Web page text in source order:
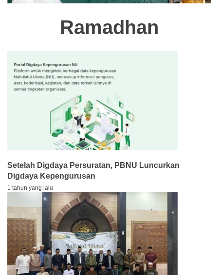
Ramadhan
Setelah Digdaya Persuratan, PBNU Luncurkan
Digdaya Kepengurusan
1 tahun yang lalu